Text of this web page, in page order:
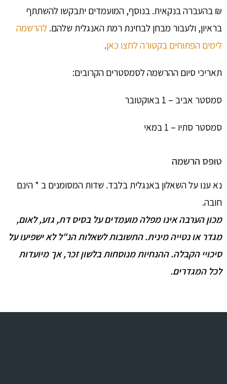
₪ בהעברה בנקאית. בנוסף, המועמדים יתבקשו להשתתף
בראיון, ולעבור מבחן לבחינת רמת האנגלית שלהם. להרשמה
לימים הפתוחים בקטורה לחצו כאן.
תאריכי סיום ההרשמה לסמסטרים הקרובים:
סמסטר אביב – 1 באוקטובר
סמסטר סתיו – 1 במאי
טופס הרשמה
נא ענו על השאלון באנגלית בלבד. שדות המסומנים ב * הינם
חובה.
מכון הערבה אינו מפלה מועמדים על בסיס דת, גזע, לאום,
מגדר או נטייה מינית. התשובות לשאלות הנ"ל לא ישפיעו על
סיכויי הקבלה. ההנחיות מנוסחות בלשון זכר, אך מיועדות
לכל המגדרים.